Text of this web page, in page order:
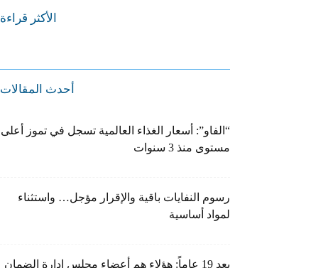
الأكثر قراءة
أحدث المقالات
“الفاو”: أسعار الغذاء العالمية تسجل في تموز أعلى
مستوى منذ 3 سنوات
رسوم النفايات باقية والإقرار مؤجل… واستثناء
لمواد أساسية
بعد 19 عاماً: هؤلاء هم أعضاء مجلس إدارة الضمان